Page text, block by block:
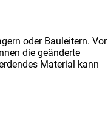
oder Bauleitern. Vor
die geänderte
Material kann